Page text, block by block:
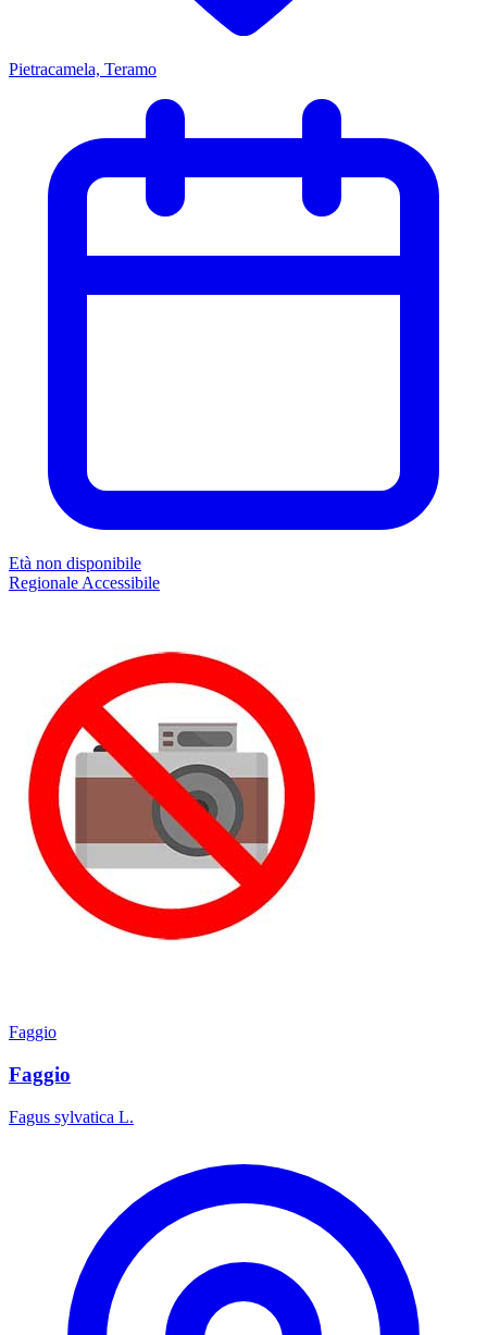
Pietracamela, Teramo
Età non disponibile
Regionale Accessibile
Faggio
Faggio
Fagus sylvatica L.